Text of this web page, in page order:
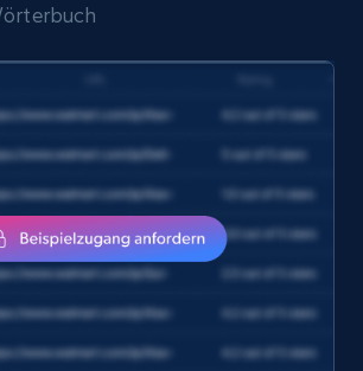
Seller name amazon, Brand
amazon, Availability amazon,